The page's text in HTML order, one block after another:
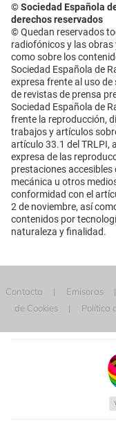
© Sociedad Española
derechos reservados
© Quedan reservados
radiofónicos y las obras
como sobre los
Sociedad Española de
expresa frente al uso
de revistas de prensa
Sociedad Española de
frente la reproducción,
trabajos y artículos
artículo 33.1 del TRLPI,
expresa de las
prestaciones accesibles
mecánica u otros
conformidad con el
2 de noviembre, así
contenidos por
naturaleza y finalidad.
Contacta Emisoras
de Cookies
Política